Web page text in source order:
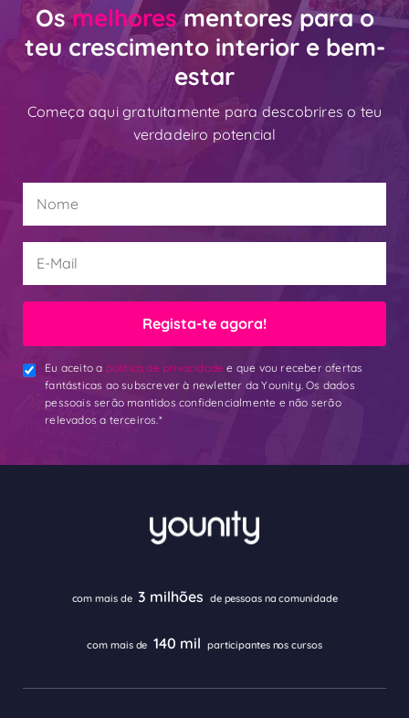
Osmelhoresmentores para o
teu crescimento interior e bem-
estar
Começa aqui gratuitamente para descobrires o teu
verdadeiro potencial
Regista-te agora!
Eu aceito a politica de privacidade e que vou receber ofertas
fantásticas ao subscrever à newletter da Younity. Os dados
pessoais serão mantidos confidencialmente e não serão
relevados a terceiros.*
com mais de 3 milhões de pessoas na comunidade
com mais de 140 mil participantes nos cursos